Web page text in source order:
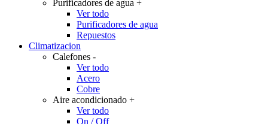
Purificadores de agua +
Ver todo
Purificadores de agua
Repuestos
Climatizacion
Calefones -
Ver todo
Acero
Cobre
Aire acondicionado +
Ver todo
On / Off